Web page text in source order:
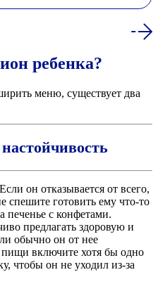
ребенка?
меню, существует два
он отказывается от всего,
спешите готовить ему что-то
печенье с конфетами.
предлагать здоровую и
обычно он от нее
включите хотя бы одно
чтобы он не уходил из-за